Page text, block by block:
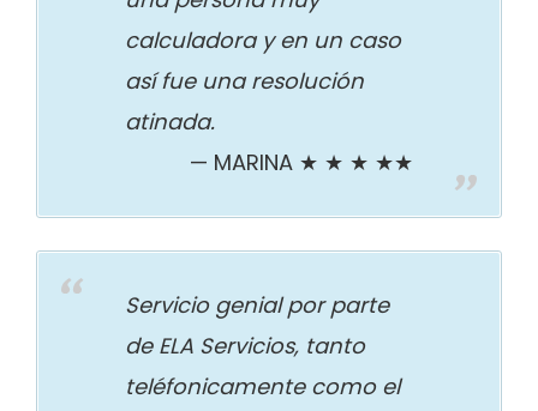
calculadora y en un caso
así fue una resolución
atinada.
MARINA ★ ★ ★ ★★
Servicio genial por parte
de ELA Servicios, tanto
teléfonicamente como el